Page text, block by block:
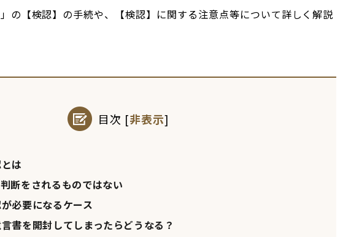
の【検認】の手続や、【検認】に関する注意点等について詳しく解説
目次 [非表示]
は
断をされるものではない
必要になるケース
書を開封してしまったらどうなる？